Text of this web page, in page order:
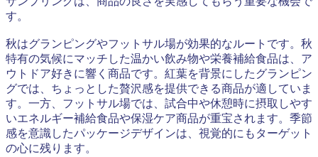
す。
秋はグランピングやフットサル場が効果的なルートです。秋
特有の気候にマッチした温かい飲み物や栄養補給食品は、ア
ウトドア好きに響く商品です。紅葉を背景にしたグランピン
グでは、ちょっとした贅沢感を提供できる商品が適していま
す。一方、フットサル場では、試合中や休憩時に摂取しやす
いエネルギー補給食品や保湿ケア商品が重宝されます。季節
感を意識したパッケージデザインは、視覚的にもターゲット
の心に残ります。